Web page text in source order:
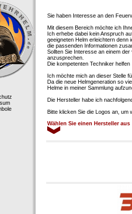
Sie haben Interesse an den
Mit diesem Bereich möchte ich
Ich erhebe dabei kein Anspruch
geeigneten Helm erleichtern
die passenden Informationen
Sollten Sie Interesse an einem
anzusprechen.
Die kompetenten Techniker
Ich möchte mich an dieser Stelle
Da die neue Helmgeneration so
Helme in meiner Sammlung
Die Hersteller habe ich
Bitte klicken Sie die Logos an, um
Wählen Sie einen Hersteller aus